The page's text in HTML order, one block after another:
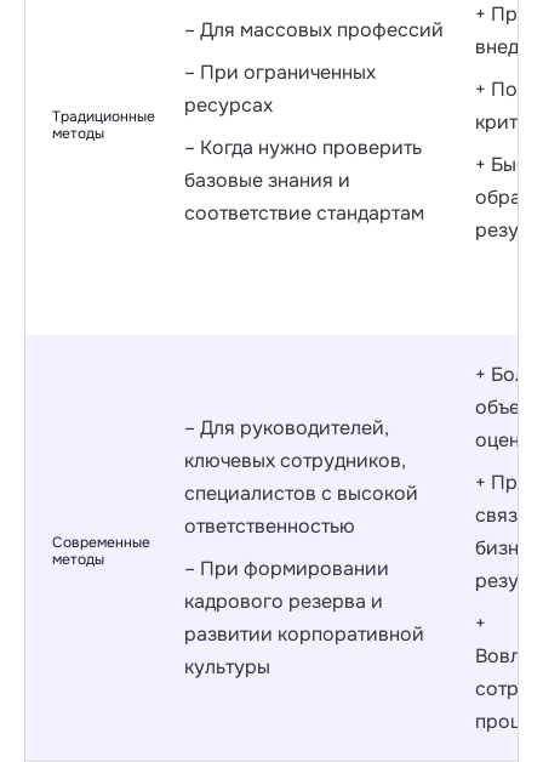
Традиционные
методы
– Для массовых профессий
– При ограниченных
ресурсах
– Когда нужно проверить
базовые знания и
соответствие стандартам
+
+
+
Современные
методы
– Для руководителей,
ключевых сотрудников,
специалистов с высокой
ответственностью
– При формировании
кадрового резерва и
развитии корпоративной
культуры
+
+
связь с
+